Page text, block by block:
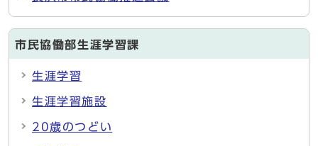
市民協働部生涯学習課
生涯学習
生涯学習施設
20歳のつどい